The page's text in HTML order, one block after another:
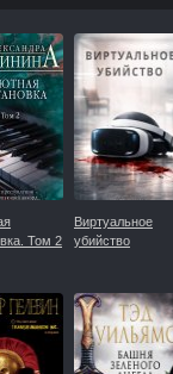
Том 2
Виртуальное
убийство